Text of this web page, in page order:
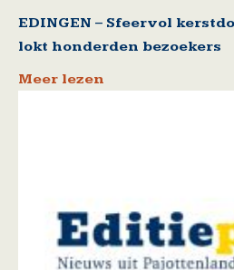
EDINGEN – Sfeervol
lokt honderden bezoekers
Meer lezen